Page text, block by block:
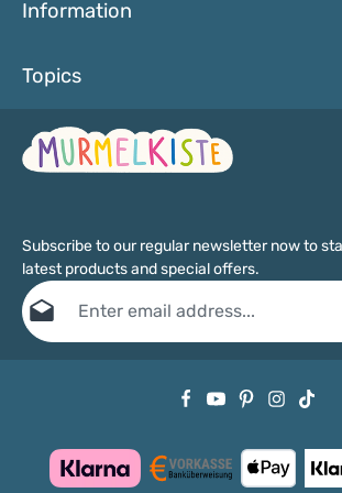
Information
Topics
Subscribe to our regular newsletter now to
latest products and special offers.
Email address*
By selecting continue you confirm that you